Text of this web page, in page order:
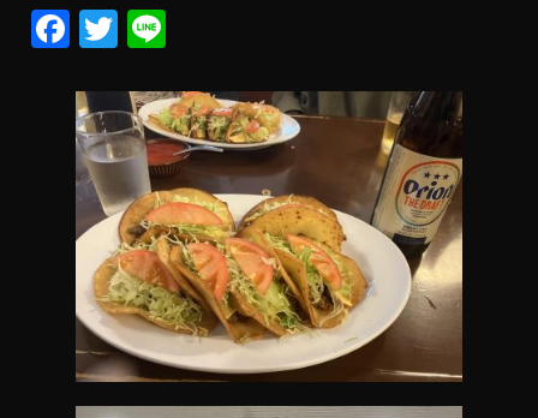
F
a
c
e
b
o
o
k
T
w
it
te
r
e